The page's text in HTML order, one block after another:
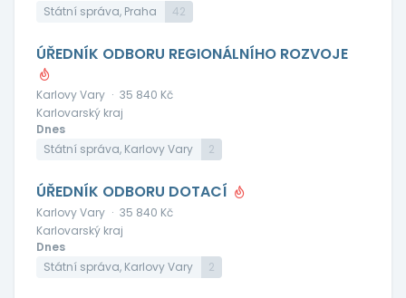
Státní správa, Praha
42
ÚŘEDNÍK ODBORU REGIONÁLNÍHO ROZVOJE
Karlovy Vary · 35 840 Kč
Karlovarský kraj
Dnes
Státní správa, Karlovy Vary
2
ÚŘEDNÍK ODBORU DOTACÍ
Karlovy Vary · 35 840 Kč
Karlovarský kraj
Dnes
Státní správa, Karlovy Vary
2